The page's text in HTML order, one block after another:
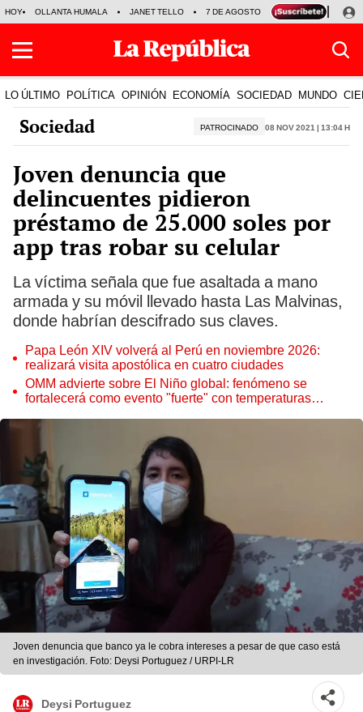
HOY OLLANTA HUMALA JANET TELLO 7 DE AGOSTO TINKA RESULTADOS
LO ÚLTIMO POLÍTICA OPINIÓN ECONOMÍA SOCIEDAD MUNDO
Sociedad PATROCINADO 08 Nov 2021 | 13:04 h
Joven denuncia que
delincuentes pidieron
préstamo de 25.000 soles por
app tras robar su celular
La víctima señala que fue asaltada a mano
armada y su móvil llevado hasta Las Malvinas,
donde habrían descifrado sus claves.
Papa León XIV volverá al Perú en noviembre 2026:
realizará visita apostólica en cuatro ciudades
OMM advierte sobre El Niño global: fenómeno se
fortalecerá como evento "fuerte" con temperaturas
Joven denuncia que banco ya le cobra intereses a pesar de que caso está
en investigación. Foto: Deysi Portuguez / URPI-LR
Deysi Portuguez